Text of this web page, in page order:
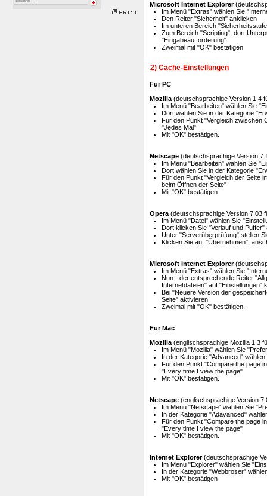
Microsoft Internet Explorer
Im Menü "Extras" wählen Sie
Den Reiter "Sicherheit" anklicken
Im unteren Bereich
Zum Bereich "Scripting", dort
"Eingabeaufforderung".
Zweimal mit "OK" bestätigen
2) Cache-Einstellungen
Für PC
Mozilla (deutschsprachige Version 1.4
Im Menü "Bearbeiten" wählen Sie
Dort wählen Sie in der Kategorie
Für den Punkt "Vergleich zwischen
"Jedes Mal"
Mit "OK" bestätigen.
Netscape (deutschsprachige Version
Im Menü "Bearbeiten" wählen Sie
Dort wählen Sie in der Kategorie
Für den Punkt "Vergleich der Seite
beim Öffnen der Seite"
Mit "OK" bestätigen.
Opera (deutschsprachige Version 7.03
Im Menü "Datei" wählen Sie
Dort klicken Sie "Verlauf und Puffer"
Unter "Serverüberprüfung" stellen
Klicken Sie auf "Übernehmen",
Microsoft Internet Explorer
Im Menü "Extras" wählen Sie
Nun - der entsprechende Reiter
Internetdateien" auf "Einstellungen"
Bei "Neuere Version der
Seite" aktivieren
Zweimal mit "OK" bestätigen.
Für Mac
Mozilla (englischsprachige Mozilla 1.3
Im Menü "Mozilla" wählen Sie
In der Kategorie "Advanced"
Für den Punkt "Compare the page
"Every time I view the page"
Mit "OK" bestätigen.
Netscape (englischsprachige Version
Im Menu "Netscape" wählen Sie
In der Kategorie "Adavanced"
Für den Punkt "Compare the page
"Every time I view the page"
Mit "OK" bestätigen.
Internet Explorer(deutschsprachige
Im Menu "Explorer" wählen Sie
In der Kategorie "Webbroser"
Mit "OK" bestätigen